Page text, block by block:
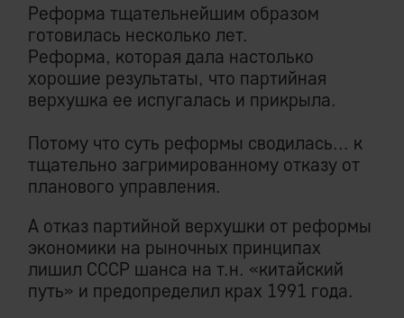
Реформа тщательнейшим образом
готовилась несколько лет.
Реформа, которая дала настолько
хорошие результаты, что партийная
верхушка ее испугалась и прикрыла.
Потому что суть реформы сводилась... к
тщательно загримированному отказу от
планового управления.
А отказ партийной верхушки от реформы
экономики на рыночных принципах
лишил СССР шанса на т.н. «китайский
путь» и предопределил крах 1991 года.